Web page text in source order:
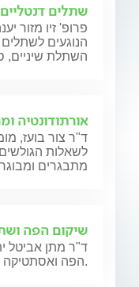
שתלים דנטליים
פרופ' זיו מזור
הנוגעים לשתלים
השתלת שיניים,
אורתודונטיה
ד"ר צור בועז,
לשאלות
מתבגרים
שיקום הפה
ד"ר מתן אביטל
הפה ואסתטיקה דנטלית.